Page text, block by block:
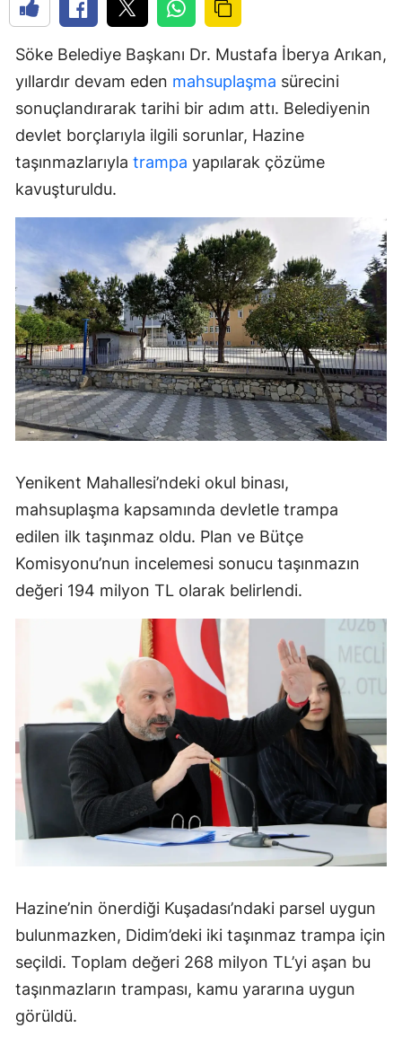
Söke Belediye Başkanı Dr. Mustafa İberya Arıkan,
yıllardır devam eden mahsuplaşma sürecini
sonuçlandırarak tarihi bir adım attı. Belediyenin
devlet borçlarıyla ilgili sorunlar, Hazine
taşınmazlarıyla trampa yapılarak çözüme
kavuşturuldu.
Yenikent Mahallesi’ndeki okul binası,
mahsuplaşma kapsamında devletle trampa
edilen ilk taşınmaz oldu. Plan ve Bütçe
Komisyonu’nun incelemesi sonucu taşınmazın
değeri 194 milyon TL olarak belirlendi.
Hazine’nin önerdiği Kuşadası’ndaki parsel uygun
bulunmazken, Didim’deki iki taşınmaz trampa için
seçildi. Toplam değeri 268 milyon TL’yi aşan bu
taşınmazların trampası, kamu yararına uygun
görüldü.